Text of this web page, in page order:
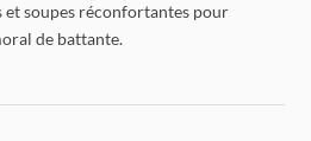
et soupes réconfortantes pour
de battante.